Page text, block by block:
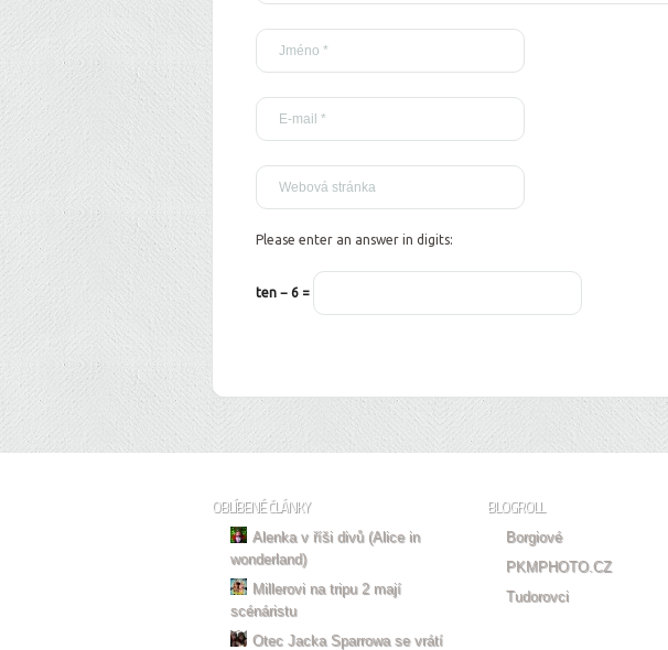
Please enter an answer in digits:
ten − 6 =
OBLÍBENÉ ČLÁNKY
Alenka v říši divů (Alice in
wonderland)
Millerovi na tripu 2 mají
scénáristu
Otec Jacka Sparrowa se vrátí
BLOGROLL
Borgiové
PKMPHOTO.CZ
Tudorovci